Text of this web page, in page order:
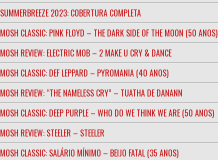
SUMMERBREEZE 2023: COBERTURA COMPLETA
MOSH CLASSIC: PINK FLOYD – THE DARK SIDE OF THE MOON (50 ANOS)
MOSH REVIEW: ELECTRIC MOB – 2 MAKE U CRY & DANCE
MOSH CLASSIC: DEF LEPPARD – PYROMANIA (40 ANOS)
MOSH REVIEW: “THE NAMELESS CRY” – TUATHA DE DANANN
MOSH CLASSIC: DEEP PURPLE – WHO DO WE THINK WE ARE (50 ANOS)
MOSH REVIEW: STEELER – STEELER
MOSH CLASSIC: SALÁRIO MÍNIMO – BEIJO FATAL (35 ANOS)